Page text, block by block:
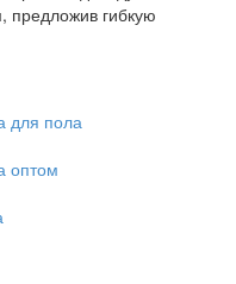
предложив гибкую
для пола
оптом